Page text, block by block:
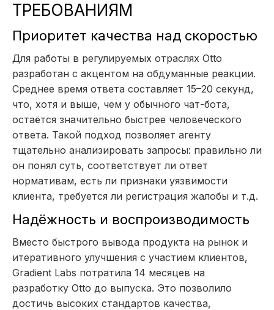
ТРЕБОВАНИЯМ
Приоритет качества над скоростью
Для работы в регулируемых отраслях Otto
разработан с акцентом на обдуманные реакции.
Среднее время ответа составляет 15–20 секунд,
что, хотя и выше, чем у обычного чат-бота,
остаётся значительно быстрее человеческого
ответа. Такой подход позволяет агенту
тщательно анализировать запросы: правильно ли
он понял суть, соответствует ли ответ
нормативам, есть ли признаки уязвимости
клиента, требуется ли регистрация жалобы и т.д.
Надёжность и воспроизводимость
Вместо быстрого вывода продукта на рынок и
итеративного улучшения с участием клиентов,
Gradient Labs потратила 14 месяцев на
разработку Otto до выпуска. Это позволило
достичь высоких стандартов качества,